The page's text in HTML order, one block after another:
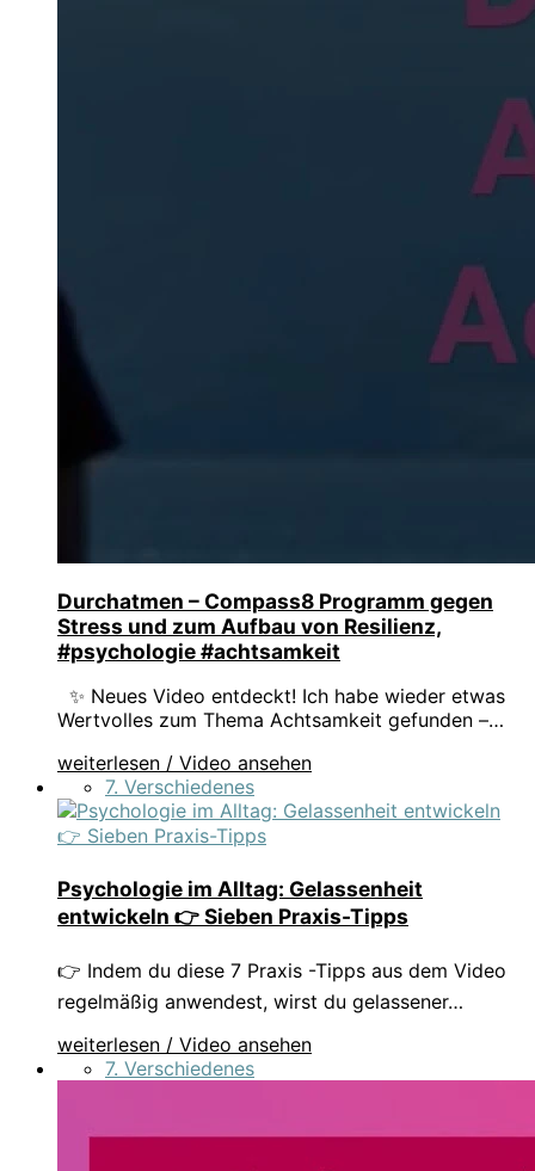
Durchatmen – Compass8 Programm gegen
Stress und zum Aufbau von Resilienz,
#psychologie #achtsamkeit
✨ Neues Video entdeckt! Ich habe wieder etwas
Wertvolles zum Thema Achtsamkeit gefunden –…
weiterlesen / Video ansehen
7. Verschiedenes
Psychologie im Alltag: Gelassenheit
entwickeln 👉 Sieben Praxis-Tipps
👉 Indem du diese 7 Praxis -Tipps aus dem Video
regelmäßig anwendest, wirst du gelassener…
weiterlesen / Video ansehen
7. Verschiedenes